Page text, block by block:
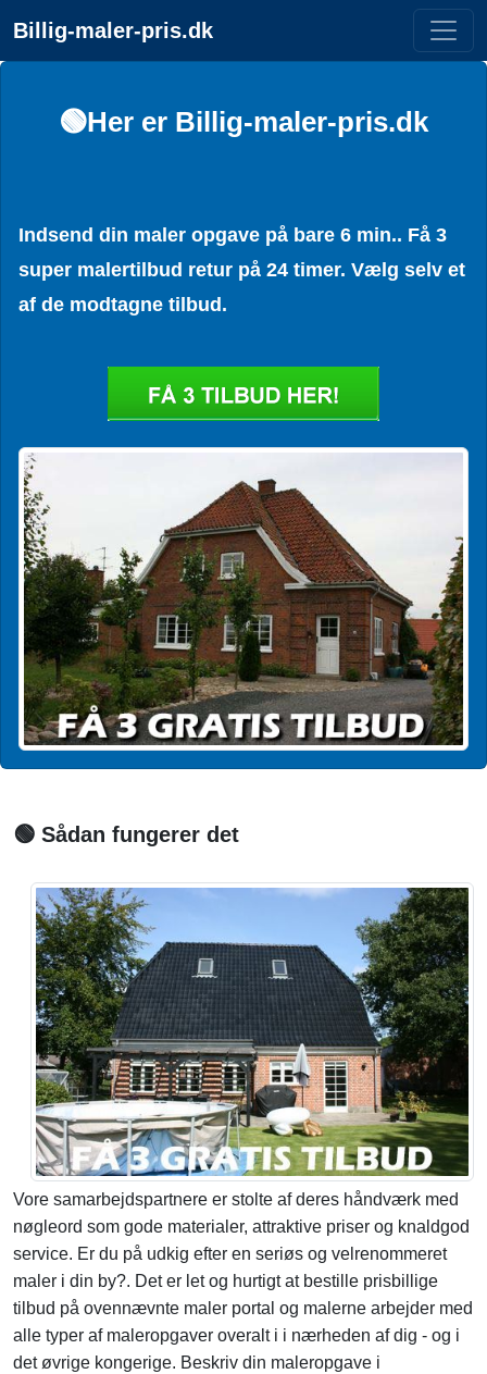
Billig-maler-pris.dk
🟢Her er Billig-maler-pris.dk
Indsend din maler opgave på bare 6 min.. Få 3
super malertilbud retur på 24 timer. Vælg selv et
af de modtagne tilbud.
🟢 Sådan fungerer det
Vore samarbejdspartnere er stolte af deres håndværk med
nøgleord som gode materialer, attraktive priser og knaldgod
service. Er du på udkig efter en seriøs og velrenommeret
maler i din by?. Det er let og hurtigt at bestille prisbillige
tilbud på ovennævnte maler portal og malerne arbejder med
alle typer af maleropgaver overalt i i nærheden af dig - og i
det øvrige kongerige. Beskriv din maleropgave i